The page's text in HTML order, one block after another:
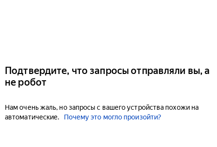
Подтвердите, что запросы отправляли вы, а
не робот
Нам очень жаль, но запросы с вашего устройства похожи на
автоматические.
Почему это могло произойти?